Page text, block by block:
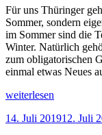
Tomaten-
Feta-
Salat
und
gebratenem
Lachs“
Für uns Thüringer
Sommer, sondern
im Sommer sind die
Winter. Natürlich
zum obligatorischen
einmal etwas Neues
„Rezept
Woche:
weiterlesen
Veröffentlicht
14. Juli 201912. Juli